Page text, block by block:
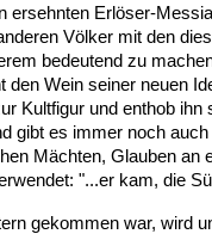
Erlöser-
Völker mit den
bedeutend zu
den Wein seiner neuen
Kultfigur und enthob
gibt es immer noch
Mächten, Glauben an
"...er kam, die
gekommen war, wird